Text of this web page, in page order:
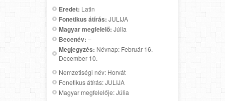
Eredet: Latin
Fonetikus átírás: JULIJA
Magyar megfelelő: Júlia
Becenév: –
Megjegyzés: Névnap: Február 16.
December 10.
Nemzetiségi név: Horvát
Fonetikus átírás: JULIJA
Magyar megfelelője: Júlia